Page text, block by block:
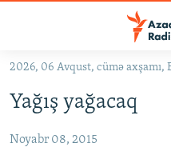
Əsas
qayıt
naviqasiyaya
#İZAHLA
KORRUPSIOMETR
2026, 06 Avqust, cümə axşamı,
Yağış yağacaq
Noyabr 08, 2015